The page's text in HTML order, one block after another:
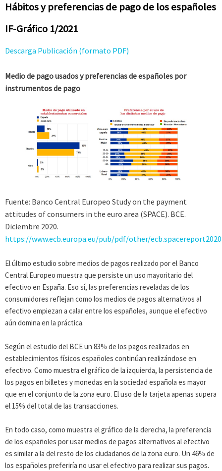
Hábitos y preferencias de pago de los españoles
IF-Gráfico 1/2021
Descarga Publicación (formato PDF)
Medio de pago usados y preferencias de españoles por
instrumentos de pago
Fuente: Banco Central Europeo Study on the payment
attitudes of consumers in the euro area (SPACE). BCE.
Diciembre 2020.
https://www.ecb.europa.eu/pub/pdf/other/
El último estudio sobre medios de pagos realizado por el Banco
Central Europeo muestra que persiste un uso mayoritario del
efectivo en España. Eso sí, las preferencias reveladas de los
consumidores reflejan como los medios de pagos alternativos al
efectivo empiezan a calar entre los españoles, aunque el efectivo
aún domina en la práctica.
Según el estudio del BCE un 83% de los pagos realizados en
establecimientos físicos españoles continúan realizándose en
efectivo. Como muestra el gráfico de la izquierda, la persistencia de
los pagos en billetes y monedas en la sociedad española es mayor
que en el conjunto de la zona euro. El uso de la tarjeta apenas supera
el 15% del total de las transacciones.
En todo caso, como muestra el gráfico de la derecha, la preferencia
de los españoles por usar medios de pagos alternativos al efectivo
es similar a la del resto de los ciudadanos de la zona euro. Un 46% de
los españoles preferiría no usar el efectivo para realizar sus pagos.